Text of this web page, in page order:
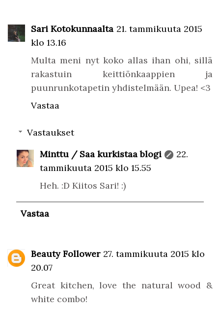
Sari Kotokunnaalta 21. tammikuuta 2015
klo 13.16
Multa meni nyt koko allas ihan ohi, sillä
rakastuin keittiönkaappien ja
puunrunkotapetin yhdistelmään. Upea! <3
Vastaa
Vastaukset
Minttu / Saa kurkistaa blogi
22.
tammikuuta 2015 klo 15.55
Heh. :D Kiitos Sari! :)
Vastaa
Beauty Follower 27. tammikuuta 2015 klo
20.07
Great kitchen, love the natural wood &
white combo!